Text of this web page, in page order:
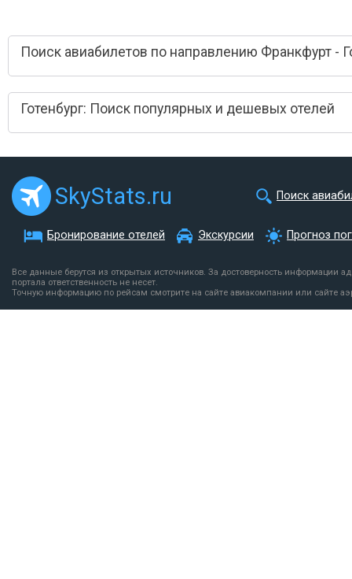
Поиск авиабилетов по направлению Франкфурт -
Готенбург: Поиск популярных и дешевых отелей
SkyStats.ru Поиск
Бронирование отелей Экскурсии Прогноз
Все данные берутся из открытых источников. За достоверность информации
портала ответственность не несет.
Точную информацию по рейсам смотрите на сайте авиакомпании или сайте